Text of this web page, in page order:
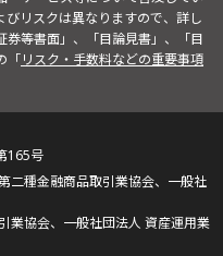
リスクは異なりますので、詳し
券等書面」、「目論見書」、「目
「リスク・手数料などの重要事項
165号
二種金融商品取引業協会、一般社
業協会、一般社団法人 資産運用業